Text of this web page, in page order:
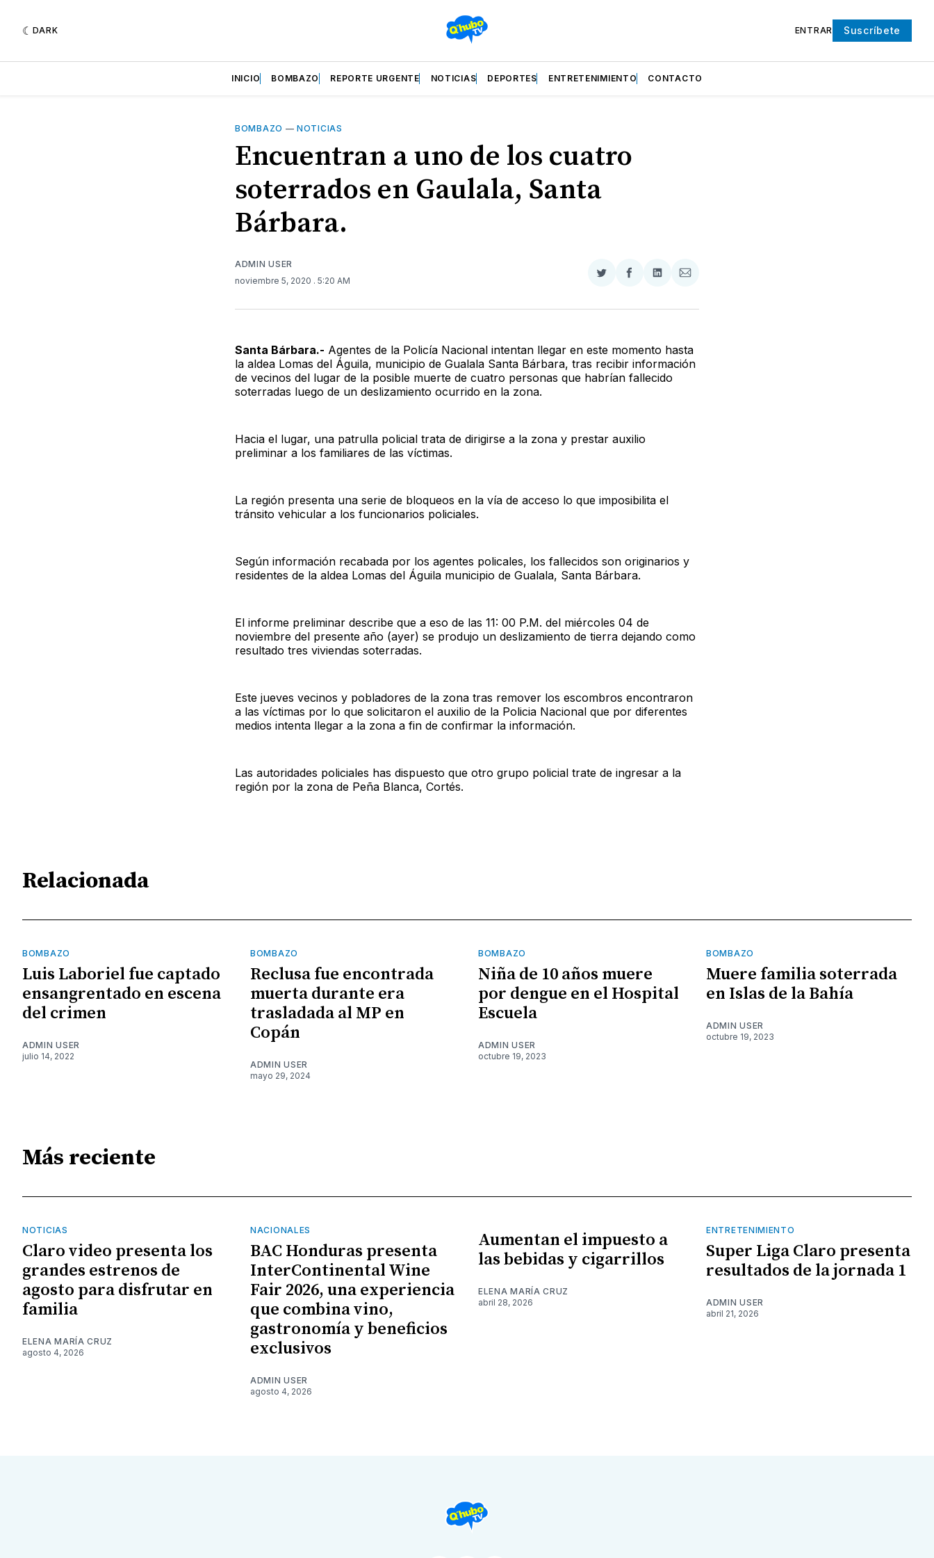
DARK ENTRAR Suscríbete
INICIO BOMBAZO REPORTE URGENTE NOTICIAS DEPORTES ENTRETENIMIENTO CONTACTO
BOMBAZO —NOTICIAS
Encuentran a uno de los cuatro
soterrados en Gaulala, Santa
Bárbara.
ADMIN USER
noviembre 5, 2020 . 5:20 AM
Compartir
Twitter
Compartir
Facebook
Compartir
LinkedIn
Compartir
Email
Santa Bárbara.- Agentes de la Policía Nacional intentan llegar en este momento hasta
la aldea Lomas del Águila, municipio de Gualala Santa Bárbara, tras recibir información
de vecinos del lugar de la posible muerte de cuatro personas que habrían fallecido
soterradas luego de un deslizamiento ocurrido en la zona.
Hacia el lugar, una patrulla policial trata de dirigirse a la zona y prestar auxilio
preliminar a los familiares de las víctimas.
La región presenta una serie de bloqueos en la vía de acceso lo que imposibilita el
tránsito vehicular a los funcionarios policiales.
Según información recabada por los agentes policales, los fallecidos son originarios y
residentes de la aldea Lomas del Águila municipio de Gualala, Santa Bárbara.
El informe preliminar describe que a eso de las 11: 00 P.M. del miércoles 04 de
noviembre del presente año (ayer) se produjo un deslizamiento de tierra dejando como
resultado tres viviendas soterradas.
Este jueves vecinos y pobladores de la zona tras remover los escombros encontraron
a las víctimas por lo que solicitaron el auxilio de la Policia Nacional que por diferentes
medios intenta llegar a la zona a fin de confirmar la información.
Las autoridades policiales has dispuesto que otro grupo policial trate de ingresar a la
región por la zona de Peña Blanca, Cortés.
Relacionada
BOMBAZO
Luis Laboriel fue captado
ensangrentado en escena
del crimen
ADMIN USER
julio 14, 2022
BOMBAZO
Reclusa fue encontrada
muerta durante era
trasladada al MP en
Copán
ADMIN USER
mayo 29, 2024
BOMBAZO
Niña de 10 años muere
por dengue en el Hospital
Escuela
ADMIN USER
octubre 19, 2023
BOMBAZO
Muere familia soterrada
en Islas de la Bahía
ADMIN USER
octubre 19, 2023
Más reciente
NOTICIAS
Claro video presenta los
grandes estrenos de
agosto para disfrutar en
familia
ELENA MARÍA CRUZ
agosto 4, 2026
NACIONALES
BAC Honduras presenta
InterContinental Wine
Fair 2026, una experiencia
que combina vino,
gastronomía y beneficios
exclusivos
ADMIN USER
agosto 4, 2026
Aumentan el impuesto a
las bebidas y cigarrillos
ELENA MARÍA CRUZ
abril 28, 2026
ENTRETENIMIENTO
Super Liga Claro presenta
resultados de la jornada 1
ADMIN USER
abril 21, 2026